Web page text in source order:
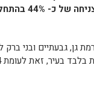
מהנתונים
גן, גבעתיים ובני